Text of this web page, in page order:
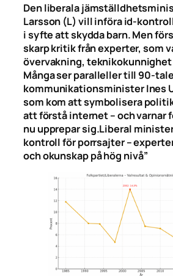
Den liberala
Larsson (L) vill införa id-
i syfte att skydda barn. Men
skarp kritik från experter, som
övervakning,
Många ser paralleller till 90-
kommunikationsminister Ines
som kom att symbolisera
att förstå internet – och varnar
nu upprepar sig.Liberal
kontroll för porrsajter –
och okunskap på hög nivå”